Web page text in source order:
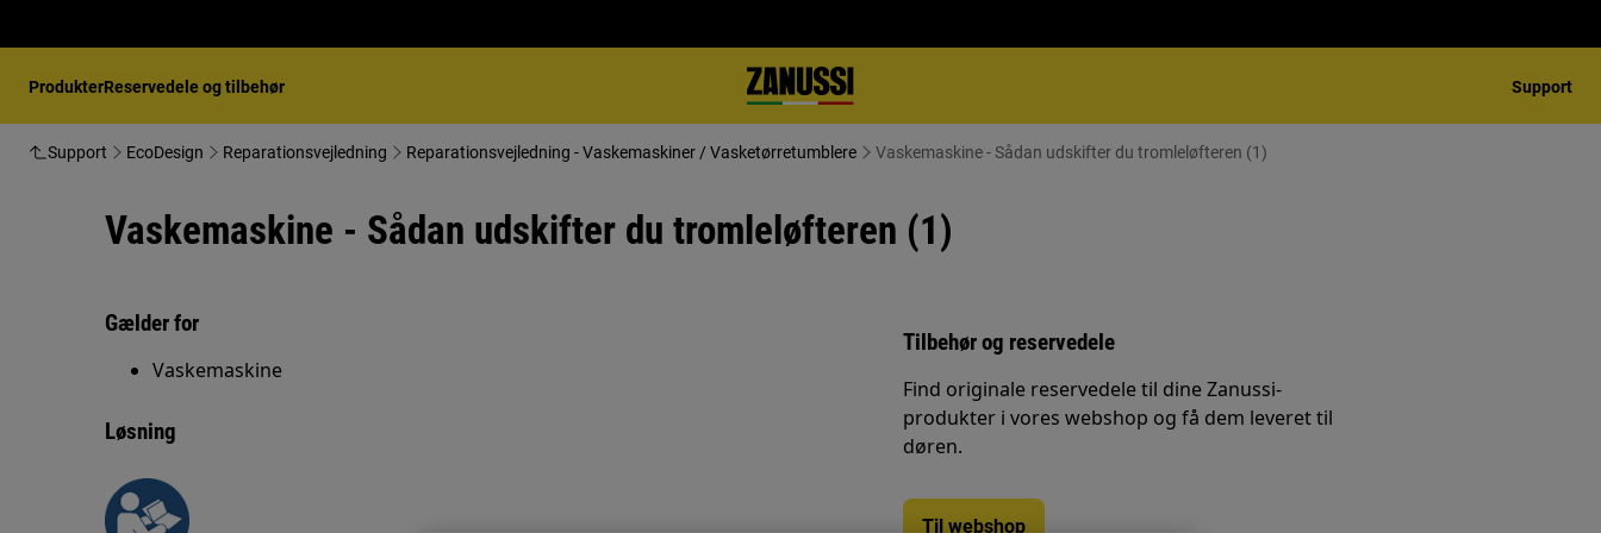
ProdukterReservedele og tilbehør Support
Support EcoDesign Reparationsvejledning Reparationsvejledning - Vaskemaskiner / Vasketørretumblere Vaskemaskine - Sådan udskifter du tromleløfteren (1)
Vaskemaskine - Sådan udskifter du tromleløfteren (1)
Gælder for
Vaskemaskine
Løsning
Tilbehør og reservedele
Find originale reservedele til dine Zanussi-
produkter i vores webshop og få dem leveret til
døren.
Til webshop